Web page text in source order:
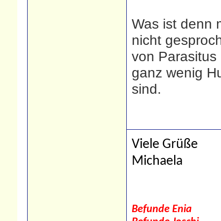
Was ist denn
nicht
von
ganz wenig
sind.
Viele Grüße
Michaela
Befunde Enia